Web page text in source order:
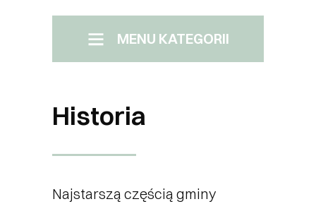
MENU KATEGORII
Historia
Najstarszą częścią gminy